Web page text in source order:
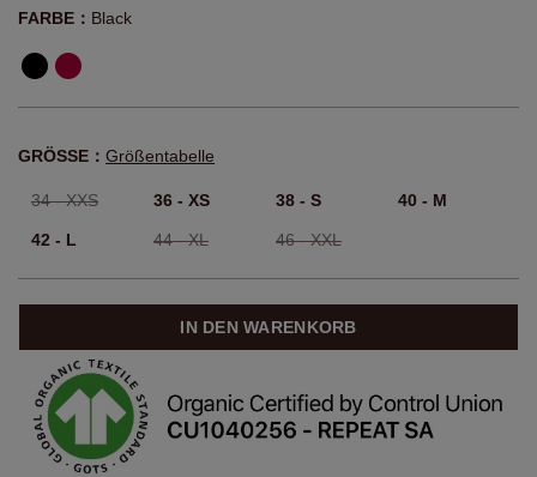
FARBE： Black
GRÖSSE： Größentabelle
34 - XXS 36 - XS 38 - S 40 - M
42 - L 44 - XL 46 - XXL
IN DEN WARENKORB